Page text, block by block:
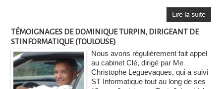
TÉMOIGNAGES DE DOMINIQUE TURPIN, DIRIGEANT DE
STINFORMATIQUE (TOULOUSE)
Nous avons régulièrement fait appel
au cabinet Clé, dirigé par Me
Christophe Leguevaques, qui a suivi
ST Informatique tout au long de ses